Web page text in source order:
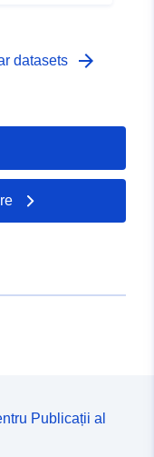
datasets arrow_forward
Publicații al